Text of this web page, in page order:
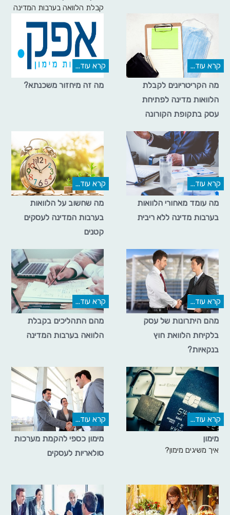
קבלת הלוואה בערבות המדינה
קרא עוד...
מה הקריטריונים לקבלת
הלוואות מדינה לפתיחת
עסק בתקופת הקורונה
קרא עוד...
מה זה מיחזור משכנתא?
קרא עוד...
מה עומד מאחורי הלוואות
בערבות מדינה ללא ריבית
קרא עוד...
מה שחשוב על הלוואות
בערבות המדינה לעסקים
קטנים
קרא עוד...
מהם היתרונות של עסק
בלקיחת הלוואת חוץ
בנקאיות?
קרא עוד...
מהם התהליכים בקבלת
הלוואה בערבות המדינה
קרא עוד...
מימון
איך משיגים מימון?
קרא עוד...
מימון כספי להקמת מערכות
סולאריות לעסקים